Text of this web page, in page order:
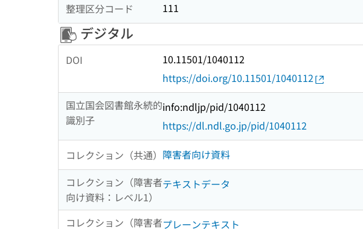
整理区分コード 111
デジタル
DOI
10.11501/1040112
https://doi.org/10.11501/1040112
国立国会図書館永続的
識別子
info:ndljp/pid/1040112
https://dl.ndl.go.jp/pid/1040112
コレクション（共通） 障害者向け資料
コレクション（障害者
向け資料：レベル1）
テキストデータ
コレクション（障害者プレーンテキスト